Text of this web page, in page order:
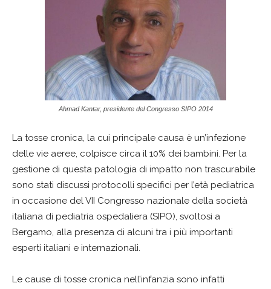
Ahmad Kantar, presidente del Congresso SIPO 2014
La tosse cronica, la cui principale causa è un’infezione
delle vie aeree, colpisce circa il 10% dei bambini. Per la
gestione di questa patologia di impatto non trascurabile
sono stati discussi protocolli specifici per l’età pediatrica
in occasione del VII Congresso nazionale della società
italiana di pediatria ospedaliera (SIPO), svoltosi a
Bergamo, alla presenza di alcuni tra i più importanti
esperti italiani e internazionali.
Le cause di tosse cronica nell’infanzia sono infatti